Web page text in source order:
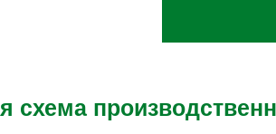
схема